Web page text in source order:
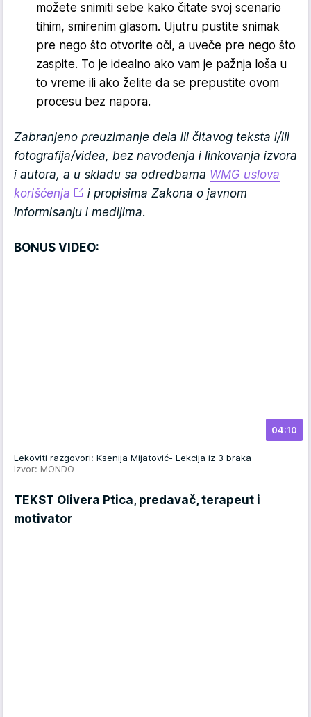
možete snimiti sebe kako čitate svoj scenario
tihim, smirenim glasom. Ujutru pustite snimak
pre nego što otvo­rite oči, a uveče pre nego što
zaspite. To je idealno ako vam je pažnja loša u
to vreme ili ako želite da se prepustite ovom
procesu bez napora.
Zabranjeno preuzimanje dela ili čitavog teksta i/ili
fotografija/videa, bez navođenja i linkovanja izvora
i autora, a u skladu sa odredbama WMG uslova
korišćenja
i propisima Zakona o javnom
informisanju i medijima.
BONUS VIDEO:
04:10
Lekoviti razgovori: Ksenija Mijatović- Lekcija iz 3 braka
Izvor: MONDO
TEKST Olivera Ptica, predavač, terapeut i
motivator